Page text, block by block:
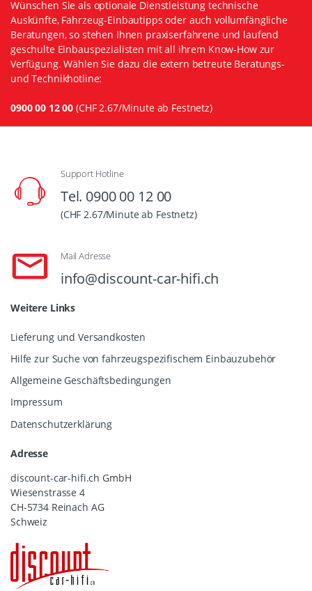
Wünschen Sie als optionale Dienstleistung technische
Auskünfte, Fahrzeug-Einbautipps oder auch vollumfängliche
Beratungen, so stehen Ihnen praxiserfahrene und laufend
geschulte Einbauspezialisten mit all ihrem Know-How zur
Verfügung. Wählen Sie dazu die extern betreute Beratungs-
und Technikhotline:
0900 00 12 00 (CHF 2.67/Minute ab Festnetz)
Support Hotline
Tel. 0900 00 12 00
(CHF 2.67/Minute ab Festnetz)
Mail Adresse
info@discount-car-hifi.ch
Weitere Links
Lieferung und Versandkosten
Hilfe zur Suche von fahrzeugspezifischem Einbauzubehör
Allgemeine Geschäftsbedingungen
Impressum
Datenschutzerklärung
Adresse
discount-car-hifi.ch GmbH
Wiesenstrasse 4
CH-5734 Reinach AG
Schweiz